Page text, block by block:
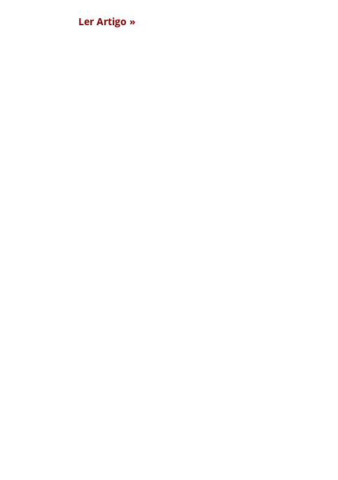
Ler Artigo »